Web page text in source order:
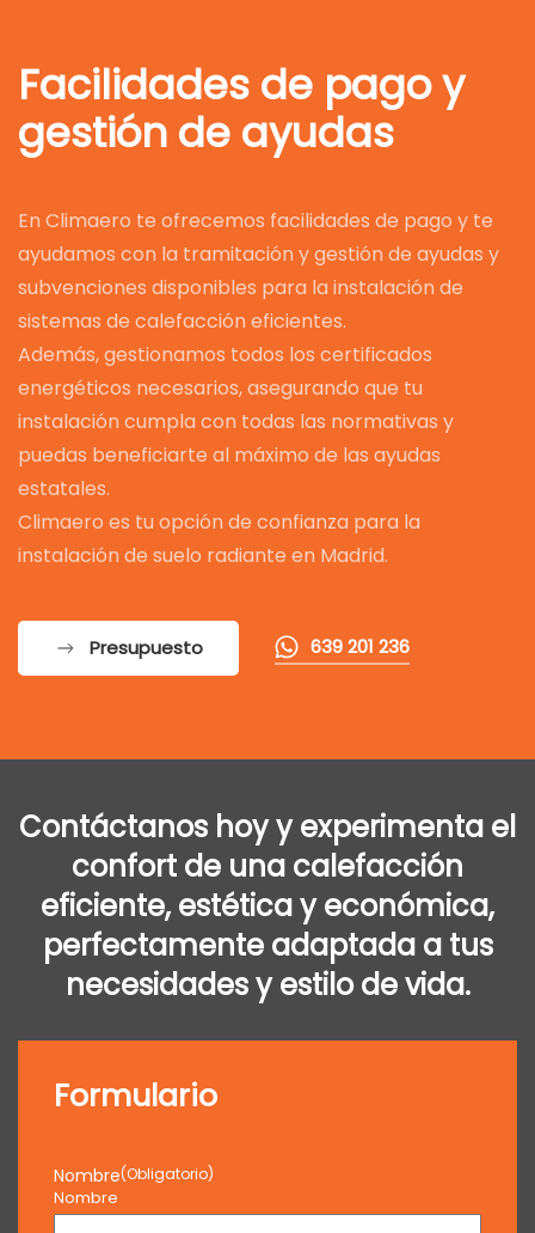
Facilidades de pago y
gestión de ayudas
En Climaero te ofrecemos facilidades de pago y te
ayudamos con la tramitación y gestión de ayudas y
subvenciones disponibles para la instalación de
sistemas de calefacción eficientes.
Además, gestionamos todos los certificados
energéticos necesarios, asegurando que tu
instalación cumpla con todas las normativas y
puedas beneficiarte al máximo de las ayudas
estatales.
Climaero es tu opción de confianza para la
instalación de suelo radiante en Madrid.
Presupuesto 639 201 236
Contáctanos hoy y experimenta el
confort de una calefacción
eficiente, estética y económica,
perfectamente adaptada a tus
necesidades y estilo de vida.
Formulario
Nombre(Obligatorio)
Nombre